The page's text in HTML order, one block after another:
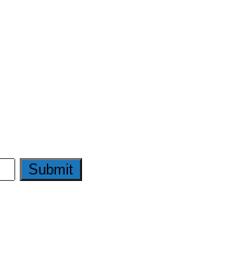
Submit